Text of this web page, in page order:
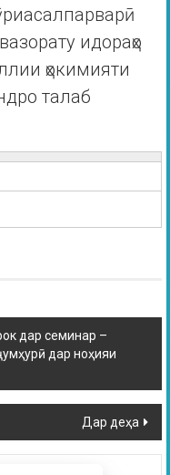
идораҳо
ҳокимияти
талаб
дар семинар –
дар ноҳияи
Дар деҳа